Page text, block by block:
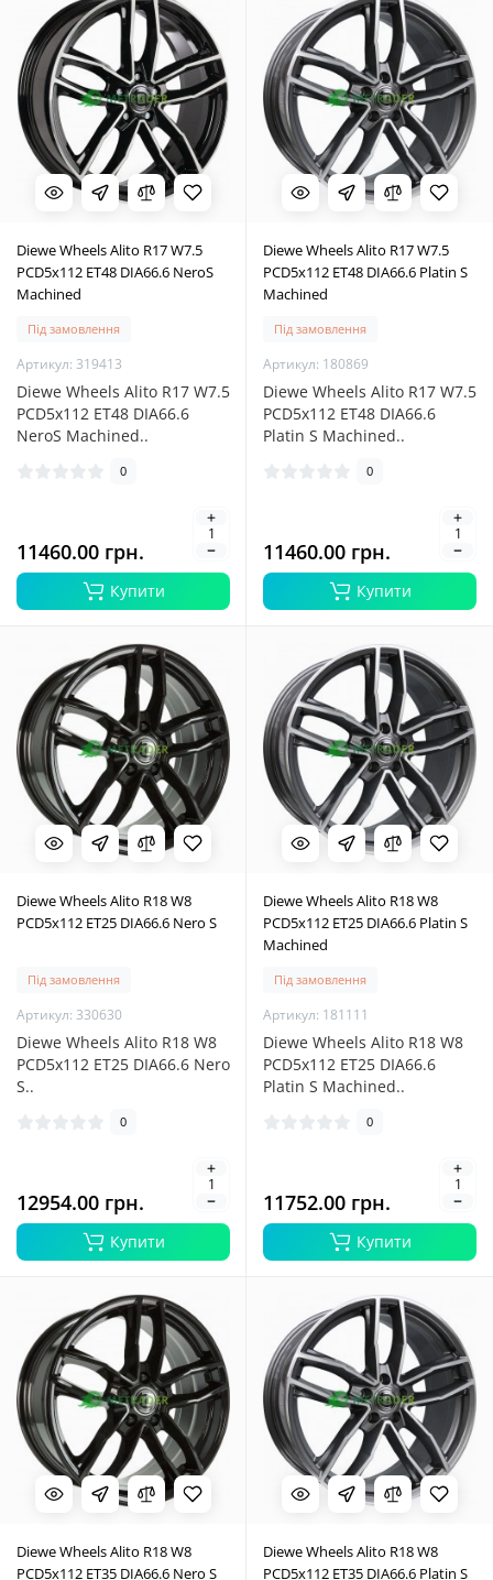
Diewe Wheels Alito R17 W7.5
PCD5x112 ET48 DIA66.6 NeroS
Machined
Під замовлення
Артикул: 319413
Diewe Wheels Alito R17 W7.5
PCD5x112 ET48 DIA66.6
NeroS Machined..
0
11460.00 грн.
Купити
Diewe Wheels Alito R17 W7.5
PCD5x112 ET48 DIA66.6 Platin S
Machined
Під замовлення
Артикул: 180869
Diewe Wheels Alito R17 W7.5
PCD5x112 ET48 DIA66.6
Platin S Machined..
0
11460.00 грн.
Купити
Diewe Wheels Alito R18 W8
PCD5x112 ET25 DIA66.6 Nero S
Під замовлення
Артикул: 330630
Diewe Wheels Alito R18 W8
PCD5x112 ET25 DIA66.6 Nero
S..
0
12954.00 грн.
Купити
Diewe Wheels Alito R18 W8
PCD5x112 ET25 DIA66.6 Platin S
Machined
Під замовлення
Артикул: 181111
Diewe Wheels Alito R18 W8
PCD5x112 ET25 DIA66.6
Platin S Machined..
0
11752.00 грн.
Купити
Diewe Wheels Alito R18 W8
PCD5x112 ET35 DIA66.6 Nero S
Diewe Wheels Alito R18 W8
PCD5x112 ET35 DIA66.6 Platin S